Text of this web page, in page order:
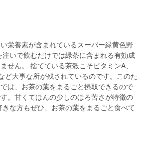
栄養素が含まれているスーパー緑黄色野
いで飲むだけでは緑茶に含まれる有効成
せん。 捨てている茶殻こそビタミンA、
ど大事な所が残されているのです。このた
は、お茶の葉をまるごと摂取できるので
。甘くてほんの少しのほろ苦さが特徴の
な方もぜひ、お茶の葉をまるごと食べて